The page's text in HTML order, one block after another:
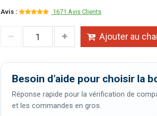
Avis : 1671 Avis Clients
Ajouter au
Besoin d’aide pour choisir la
Réponse rapide pour la vérification de
et les commandes en gros.